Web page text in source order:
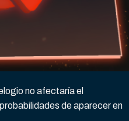
no afectaría el
de aparecer en